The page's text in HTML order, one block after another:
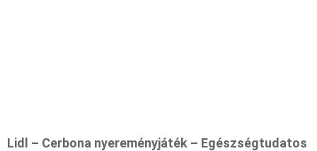
Lidl – Cerbona nyereményjáték – Egészségtudatos